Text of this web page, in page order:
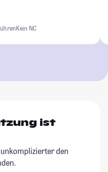
Kein NC
ist
den